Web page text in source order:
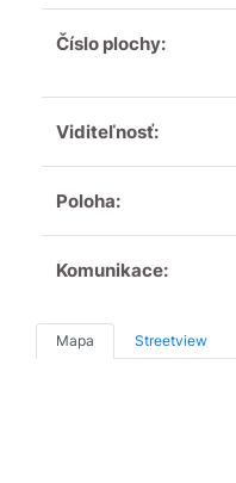
Číslo plochy:
Viditeľnosť:
Poloha:
Komunikace:
Mapa Streetview